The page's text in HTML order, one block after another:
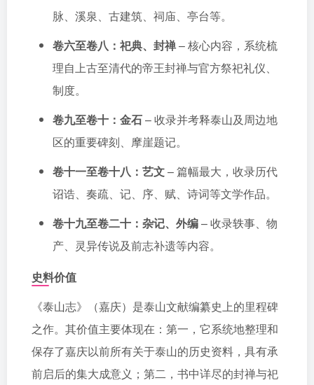
脉、溪泉、古建筑、祠庙、亭台等。
卷六至卷八：祀典、封禅– 核心内容，系统梳
理自上古至清代的帝王封禅与官方祭祀礼仪、
制度。
卷九至卷十：金石– 收录并考释泰山及周边地
区的重要碑刻、摩崖题记。
卷十一至卷十八：艺文– 篇幅最大，收录历代
诏诰、奏疏、记、序、赋、诗词等文学作品。
卷十九至卷二十：杂记、外编– 收录轶事、物
产、灵异传说及前志补遗等内容。
史料价值
《泰山志》（嘉庆）是泰山文献编纂史上的里程碑
之作。其价值主要体现在：第一，它系统地整理和
保存了嘉庆以前所有关于泰山的历史资料，具有承
前启后的集大成意义；第二，书中详尽的封禅与祀